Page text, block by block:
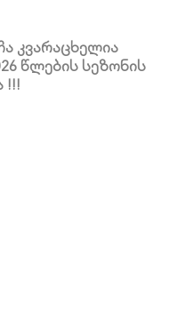
კვარაცხელია
წლების სეზონის
!!!